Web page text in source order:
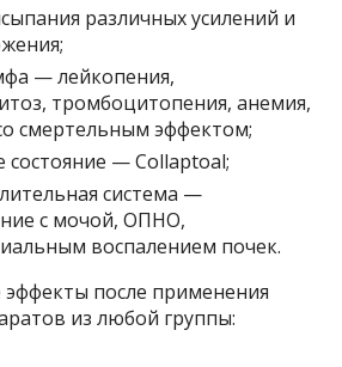
различных усилений и
— лейкопения,
тромбоцитопения, анемия,
смертельным эффектом;
состояние — Collaptoal;
система —
с мочой, ОПНО,
воспалением почек.
после применения
из любой группы: